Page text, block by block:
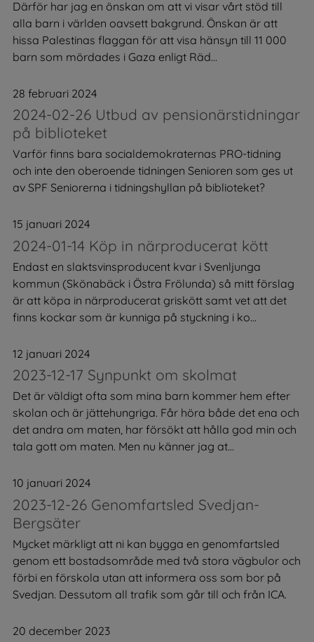
Därför har jag en önskan om att vi visar vårt stöd till
alla barn i världen oavsett bakgrund. Önskan är att
hissa Palestinas flaggan för att visa hänsyn till 11 000
barn som mördades i Gaza enligt Räd...
28 februari 2024
2024-02-26 Utbud av pensionärstidningar
på biblioteket
Varför finns bara socialdemokraternas PRO-tidning
och inte den oberoende tidningen Senioren som ges ut
av SPF Seniorerna i tidningshyllan på biblioteket?
15 januari 2024
2024-01-14 Köp in närproducerat kött
Endast en slaktsvinsproducent kvar i Svenljunga
kommun (Skönabäck i Östra Frölunda) så mitt förslag
är att köpa in närproducerat griskött samt vet att det
finns kockar som är kunniga på styckning i ko...
12 januari 2024
2023-12-17 Synpunkt om skolmat
Det är väldigt ofta som mina barn kommer hem efter
skolan och är jättehungriga. Får höra både det ena och
det andra om maten, har försökt att hålla god min och
tala gott om maten. Men nu känner jag at...
10 januari 2024
2023-12-26 Genomfartsled Svedjan-
Bergsäter
Mycket märkligt att ni kan bygga en genomfartsled
genom ett bostadsområde med två stora vägbulor och
förbi en förskola utan att informera oss som bor på
Svedjan. Dessutom all trafik som går till och från ICA.
20 december 2023